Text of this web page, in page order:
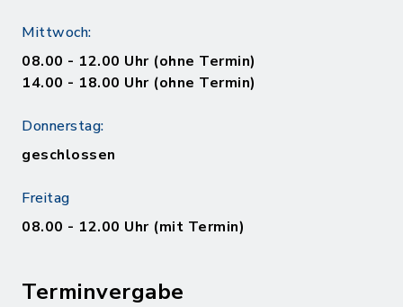
Mittwoch:
08.00 - 12.00 Uhr (ohne Termin)
14.00 - 18.00 Uhr (ohne Termin)
Donnerstag:
geschlossen
Freitag
08.00 - 12.00 Uhr (mit Termin)
Terminvergabe